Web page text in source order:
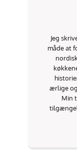
Jeg
måde at
ærlige og
Min